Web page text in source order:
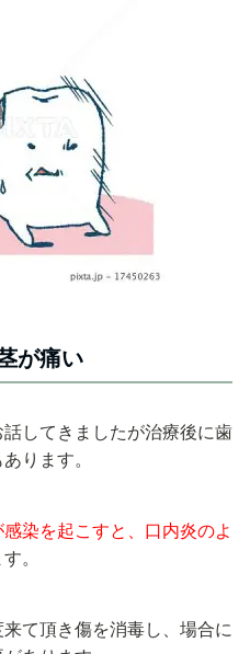
が痛い
してきましたが治療後に歯
ります。
染を起こすと、口内炎のよ
。
て頂き傷を消毒し、場合に